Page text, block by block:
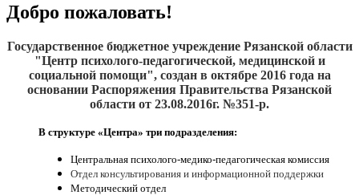
Добро пожаловать!
Государственное бюджетное учреждение Рязанской области
"Центр психолого-педагогической, медицинской и
социальной помощи", создан в октябре 2016года на
основании Распоряжения Правительства Рязанской
области от 23.08.2016г. №351-р.
В структуре «Центра» три подразделения:
Центральная психолого-медико-педагогическая комиссия
Отдел консультирования и информационной поддержки
Методический отдел